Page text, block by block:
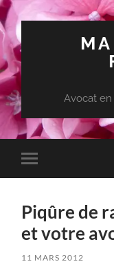
Avocat
Toggle
mobile
Piqûre de
et votre
11 MARS 2012